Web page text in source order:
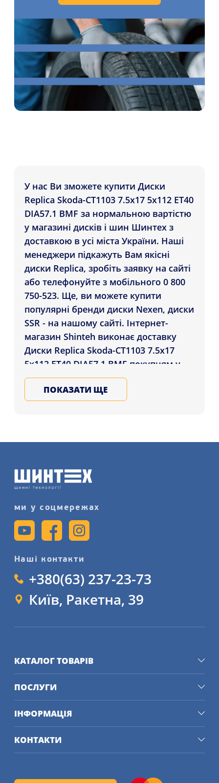
У нас Ви зможете купити Диски
Replica Skoda-CT1103 7.5x17 5x112 ET40
DIA57.1 BMF за нормальною вартістю
у магазині дисків і шин Шинтех з
доставкою в усі міста України. Наші
менеджери підкажуть Вам якісні
диски Replica, зробіть заявку на сайті
або телефонуйте з мобільного 0 800
750-523. Ще, ви можете купити
популярні бренди диски Nexen, диски
SSR - на нашому сайті. Інтернет-
магазин Shinteh виконає доставку
Диски Replica Skoda-CT1103 7.5x17
5x112 ET40 DIA57.1 BMF покупцям у
регіонах: Миколаїв, Маріуполь,
Хмельницький і в ін. регіони України.
Обирайте литі, ковані, сталеві диски
детально на сайті.
ПОКАЗАТИ ЩЕ
ми у соцмережах
Наші контакти
+380(63) 237-23-73
Київ, Ракетна, 39
КАТАЛОГ ТОВАРІВ
ПОСЛУГИ
ІНФОРМАЦІЯ
КОНТАКТИ